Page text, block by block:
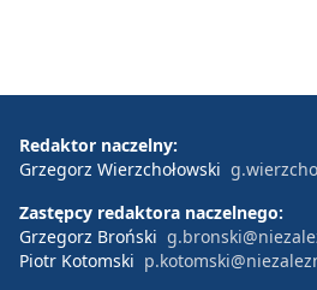
Redaktor naczelny:
Grzegorz Wierzchołowski
Zastępcy redaktora naczelnego:
Grzegorz Broński
Piotr Kotomski